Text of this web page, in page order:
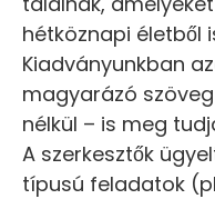
hétköznapi életből
Kiadványunkban
magyarázó
nélkül – is meg
A szerkesztők
típusú feladatok